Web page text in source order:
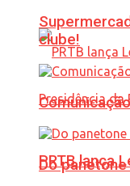
PRTB lança
clube!
Do